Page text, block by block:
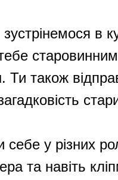
в
Ти також
себе у різних
та навіть